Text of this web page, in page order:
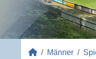
Männer